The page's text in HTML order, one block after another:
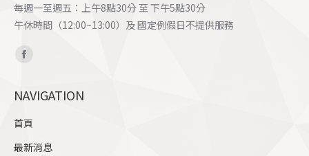
每週一至週五：上午8點30分 至 下午5點30分
午休時間（12:00~13:00）及 國定例假日不提供服務
Find us on:
Facebook
opens
window
NAVIGATION
首頁
最新消息